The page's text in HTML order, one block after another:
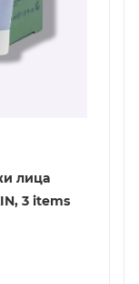
лица
3 items